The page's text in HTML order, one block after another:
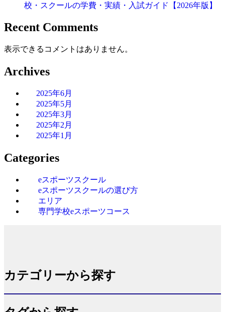
校・スクールの学費・実績・入試ガイド【2026年版】
Recent Comments
表示できるコメントはありません。
Archives
2025年6月
2025年5月
2025年3月
2025年2月
2025年1月
Categories
eスポーツスクール
eスポーツスクールの選び方
エリア
専門学校eスポーツコース
カテゴリーから探す